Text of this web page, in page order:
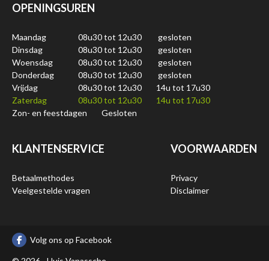
OPENINGSUREN
Maandag 08u30 tot 12u30
gesloten
Dinsdag
08u30 tot 12u30
gesloten
Woensdag
08u30 tot 12u30
gesloten
Donderdag
08u30 tot 12u30
gesloten
Vrijdag
08u30 tot 12u30
14u tot 17u30
Zaterdag
08u30 tot 12u30
14u tot 17u30
Zon- en feestdagen
Gesloten
KLANTENSERVICE
Betaalmethodes
Veelgestelde vragen
VOORWAARDEN
Privacy
Disclaimer
Volg ons op Facebook